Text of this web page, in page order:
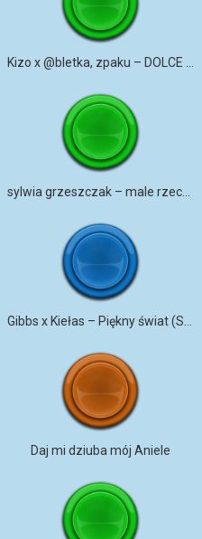
sylwia grzeszczak – male rzeczy
​Daj mi dziuba mój Aniele